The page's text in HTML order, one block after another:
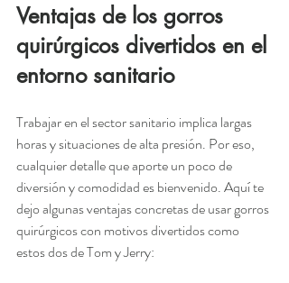
Ventajas de los gorros
quirúrgicos divertidos en el
entorno sanitario
Trabajar en el sector sanitario implica largas
horas y situaciones de alta presión. Por eso,
cualquier detalle que aporte un poco de
diversión y comodidad es bienvenido. Aquí te
dejo algunas ventajas concretas de usar gorros
quirúrgicos con motivos divertidos como
estos dos de Tom y Jerry: